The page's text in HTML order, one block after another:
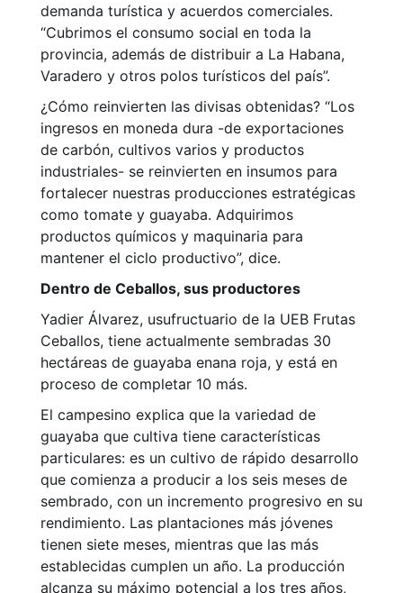
demanda turística y acuerdos comerciales.
“Cubrimos el consumo social en toda la
provincia, además de distribuir a La Habana,
Varadero y otros polos turísticos del país”.
¿Cómo reinvierten las divisas obtenidas? “Los
ingresos en moneda dura -de exportaciones
de carbón, cultivos varios y productos
industriales- se reinvierten en insumos para
fortalecer nuestras producciones estratégicas
como tomate y guayaba. Adquirimos
productos químicos y maquinaria para
mantener el ciclo productivo”, dice.
Dentro de Ceballos, sus productores
Yadier Álvarez, usufructuario de la UEB Frutas
Ceballos, tiene actualmente sembradas 30
hectáreas de guayaba enana roja, y está en
proceso de completar 10 más.
El campesino explica que la variedad de
guayaba que cultiva tiene características
particulares: es un cultivo de rápido desarrollo
que comienza a producir a los seis meses de
sembrado, con un incremento progresivo en su
rendimiento. Las plantaciones más jóvenes
tienen siete meses, mientras que las más
establecidas cumplen un año. La producción
alcanza su máximo potencial a los tres años,